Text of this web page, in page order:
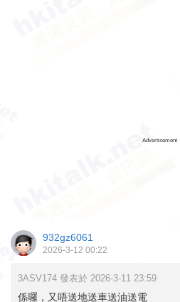
Advertisement
932gz6061
2026-3-12 00:22
3ASV174 發表於 2026-3-11 23:59
係囉，又唔送地送車送油送電